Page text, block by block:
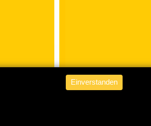
Einverstanden